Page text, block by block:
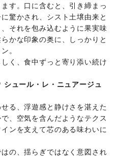
す。口に含むと、引き締まっ
驚かされ、シスト土壌由来と
それを包み込むように果実味
かな印象の奥に、しっかりと
。
く、食中ずっと寄り添い続け
ュール・レ・ニュアージュ
る、浮遊感と静けさを湛えた
、空気を含んだようなテクス
ンを支えて芯のある味わいに
の、揺らぎではなく意図され